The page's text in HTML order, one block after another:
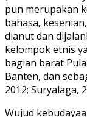
pun merupakan
bahasa,
dianut dan
kelompok etnis
bagian barat
Banten, dan
2012; Suryalaga,
Wujud